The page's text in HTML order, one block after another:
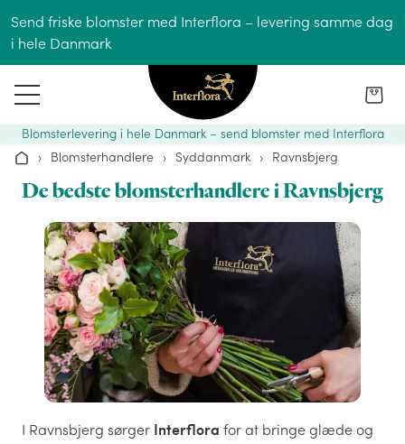
Send friske blomster med Interflora – levering samme dag
i hele Danmark
Blomsterlevering i hele Danmark – send blomster med Interflora
Hjem› Blomsterhandlere › Syddanmark › Ravnsbjerg
De bedste blomsterhandlere i Ravnsbjerg
I Ravnsbjerg sørger Interflora for at bringe glæde og